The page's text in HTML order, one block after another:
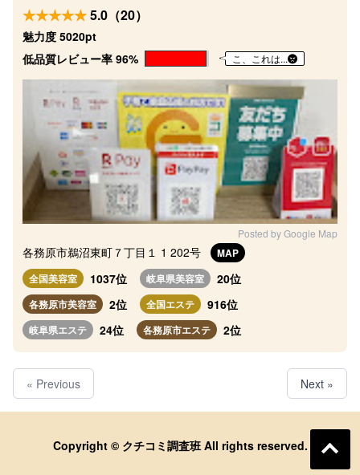
5.0（20）
魅力度 5020pt
低品質レビュー率 96%
こ、これは...
Posted by Google Map
各務原市鵜沼東町７丁目１ 1 202号
MAP
全国美容室
1037位 岐阜県美容室 20位
各務原市美容室 2位 全国エステ 916位
岐阜県エステ 24位 各務原市エステ 2位
« Previous Next »
Copyright © クチコミ調査班 All rights reserved.